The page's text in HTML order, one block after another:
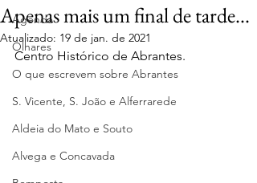
Agenda
Olhares
O que escrevem sobre Abrantes
S. Vicente, S. João e Alferrarede
Aldeia do Mato e Souto
Alvega e Concavada
Apenas mais um final de tarde...
Atualizado: 19 de jan. de 2021
Centro Histórico de Abrantes.